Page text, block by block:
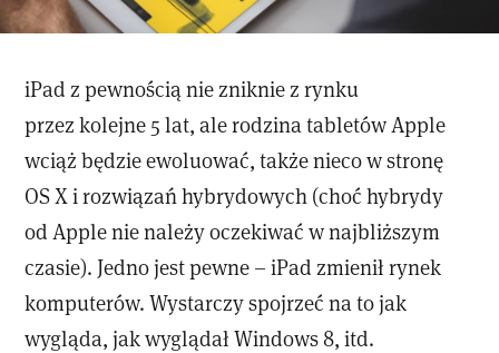
iPad z pewnością nie zniknie z rynku
przez kolejne 5 lat, ale rodzina tabletów Apple
wciąż będzie ewoluować, także nieco w stronę
OS X i rozwiązań hybrydowych (choć hybrydy
od Apple nie należy oczekiwać w najbliższym
czasie). Jedno jest pewne – iPad zmienił rynek
komputerów. Wystarczy spojrzeć na to jak
wygląda, jak wyglądał Windows 8, itd.